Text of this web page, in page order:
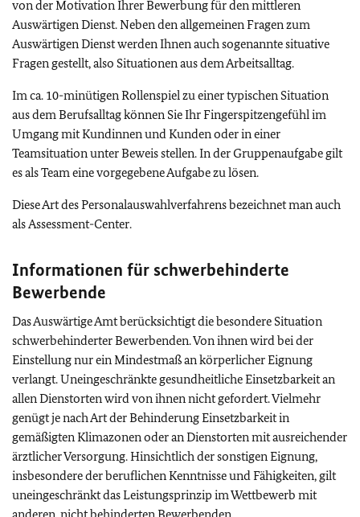
von der Motivation Ihrer Bewerbung für den mittleren
Auswärtigen Dienst. Neben den allgemeinen Fragen zum
Auswärtigen Dienst werden Ihnen auch sogenannte situative
Fragen gestellt, also Situationen aus dem Arbeitsalltag.
Im ca. 10-minütigen Rollenspiel zu einer typischen Situation
aus dem Berufsalltag können Sie Ihr Fingerspitzengefühl im
Umgang mit Kundinnen und Kunden oder in einer
Teamsituation unter Beweis stellen. In der Gruppenaufgabe gilt
es als Team eine vorgegebene Aufgabe zu lösen.
Diese Art des Personalauswahlverfahrens bezeichnet man auch
alsAssessment-Center.
Informationen für schwerbehinderte
Bewerbende
Das Auswärtige Amt berücksichtigt die besondere Situation
schwerbehinderter Bewerbenden. Von ihnen wird bei der
Einstellung nur ein Mindestmaß an körperlicher Eignung
verlangt. Uneingeschränkte gesundheitliche Einsetzbarkeit an
allen Dienstorten wird von ihnen nicht gefordert. Vielmehr
genügt je nach Art der Behinderung Einsetzbarkeit in
gemäßigten Klimazonen oder an Dienstorten mit ausreichender
ärztlicher Versorgung. Hinsichtlich der sonstigen Eignung,
insbesondere der beruflichen Kenntnisse und Fähigkeiten, gilt
uneingeschränkt das Leistungsprinzip im Wettbewerb mit